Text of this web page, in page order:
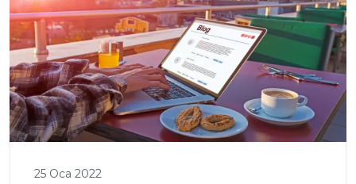
25 Oca 2022